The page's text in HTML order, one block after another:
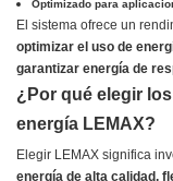
Optimizado para
El sistema ofrece un
optimizar el uso de
garantizar energía de
¿Por qué elegir
energía LEMAX?
Elegir LEMAX significa
energía de alta calidad,